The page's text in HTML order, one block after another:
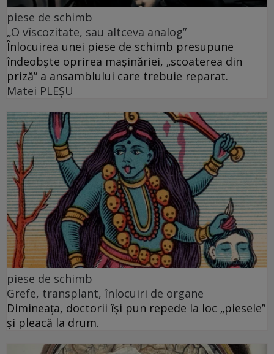
piese de schimb
„O vîscozitate, sau altceva analog”
Înlocuirea unei piese de schimb presupune
îndeobște oprirea mașinăriei, „scoaterea din
priză” a ansamblului care trebuie reparat.
Matei PLEŞU
piese de schimb
Grefe, transplant, înlocuiri de organe
Dimineața, doctorii își pun repede la loc „piesele”
și pleacă la drum.